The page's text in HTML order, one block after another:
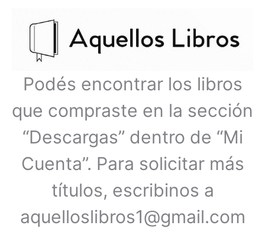
Podés encontrar los libros
que compraste en la sección
“Descargas” dentro de “Mi
Cuenta”. Para solicitar más
títulos, escribinos a
aquelloslibros1@gmail.com
principal